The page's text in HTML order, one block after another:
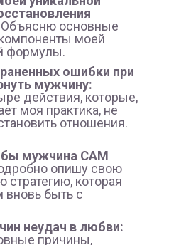
ошибки при
мужчину:
действия, которые,
моя практика, не
отношения.
неудач в любви:
причины,
мужчина САМ
опишу свою
стратегию, которая
быть с
Объясню основные
моей
формулы.